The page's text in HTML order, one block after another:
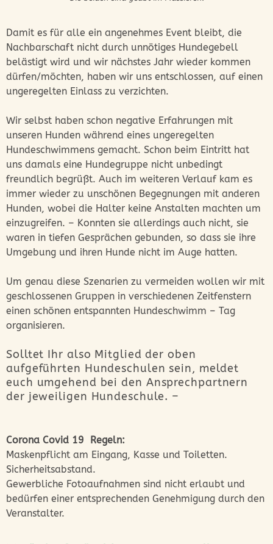
Damit es für alle ein angenehmes Event bleibt, die
Nachbarschaft nicht durch unnötiges Hundegebell
belästigt wird und wir nächstes Jahr wieder kommen
dürfen/möchten, haben wir uns entschlossen, auf einen
ungeregelten Einlass zu verzichten.
Wir selbst haben schon negative Erfahrungen mit
unseren Hunden während eines ungeregelten
Hundeschwimmens gemacht. Schon beim Eintritt hat
uns damals eine Hundegruppe nicht unbedingt
freundlich begrüßt. Auch im weiteren Verlauf kam es
immer wieder zu unschönen Begegnungen mit anderen
Hunden, wobei die Halter keine Anstalten machten um
einzugreifen. – Konnten sie allerdings auch nicht, sie
waren in tiefen Gesprächen gebunden, so dass sie ihre
Umgebung und ihren Hunde nicht im Auge hatten.
Um genau diese Szenarien zu vermeiden wollen wir mit
geschlossenen Gruppen in verschiedenen Zeitfenstern
einen schönen entspannten Hundeschwimm – Tag
organisieren.
Solltet Ihr also Mitglied der oben
aufgeführten Hundeschulen sein, meldet
euch umgehend bei den Ansprechpartnern
der jeweiligen Hundeschule. –
Corona Covid 19 Regeln:
Maskenpflicht am Eingang, Kasse und Toiletten.
Sicherheitsabstand.
Gewerbliche Fotoaufnahmen sind nicht erlaubt und
bedürfen einer entsprechenden Genehmigung durch den
Veranstalter.